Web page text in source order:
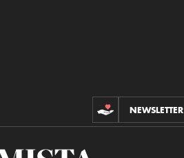
CONTRIBUCIONES
NEWSLETTER